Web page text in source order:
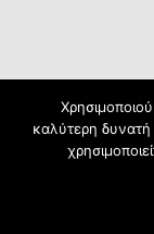
καλύτερη δυνατή